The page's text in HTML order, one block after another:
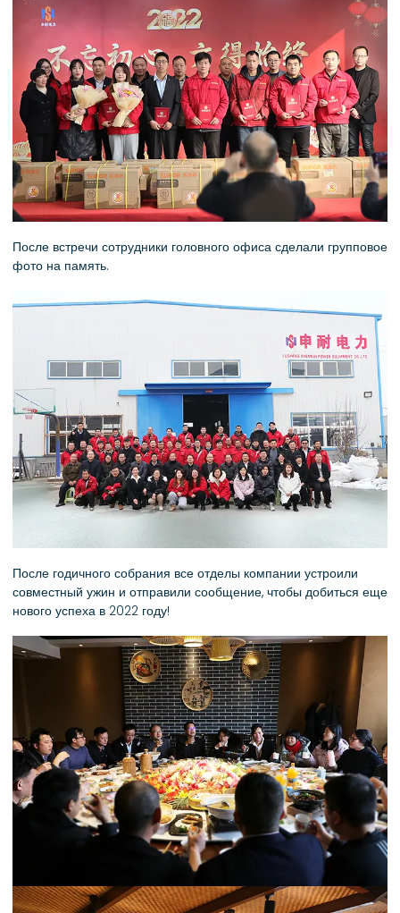
После встречи сотрудники головного офиса сделали групповое
фото на память.
После годичного собрания все отделы компании устроили
совместный ужин и отправили сообщение, чтобы добиться еще
нового успеха в 2022 году!